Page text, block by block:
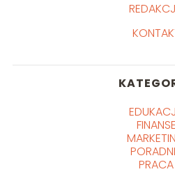
FINANSE
PRACA